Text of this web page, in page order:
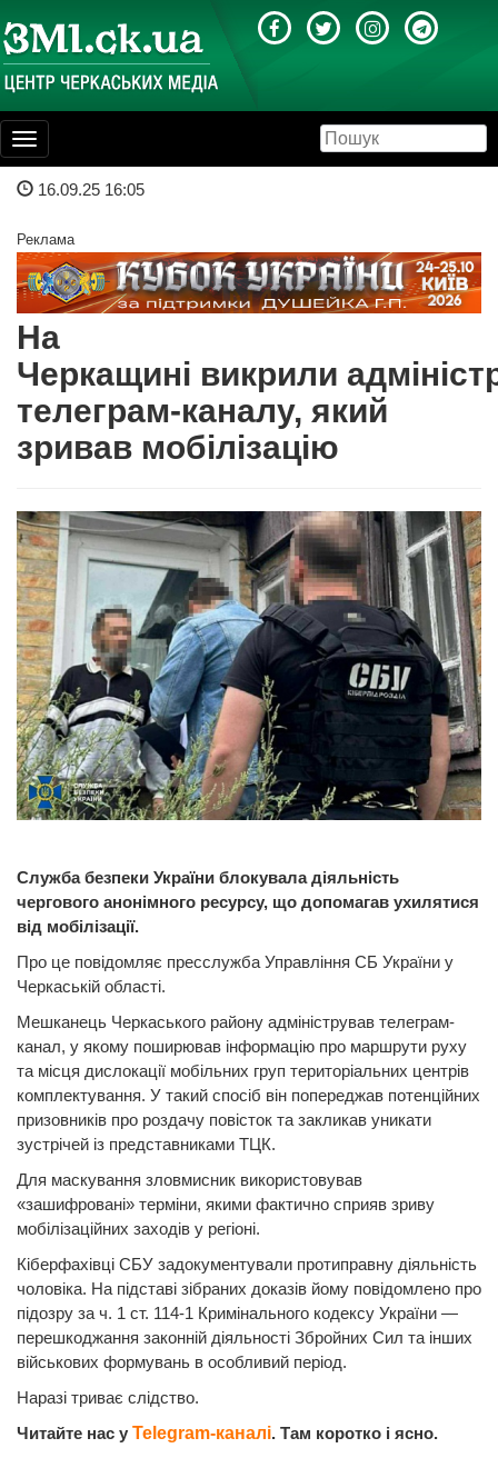
Toggle
navigation
16.09.25 16:05
Реклама
На
Черкащині викрили
телеграм-каналу, який
зривав мобілізацію
Служба безпеки України блокувала діяльність
чергового анонімного ресурсу, що допомагав ухилятися
від мобілізації.
Про це повідомляє пресслужба Управління СБ України у
Черкаській області.
Мешканець Черкаського району адміністрував телеграм-
канал, у якому поширював інформацію про маршрути руху
та місця дислокації мобільних груп територіальних центрів
комплектування. У такий спосіб він попереджав потенційних
призовників про роздачу повісток та закликав уникати
зустрічей із представниками ТЦК.
Для маскування зловмисник використовував
«зашифровані» терміни, якими фактично сприяв зриву
мобілізаційних заходів у регіоні.
Кіберфахівці СБУ задокументували протиправну діяльність
чоловіка. На підставі зібраних доказів йому повідомлено про
підозру за ч. 1 ст. 114-1 Кримінального кодексу України —
перешкоджання законній діяльності Збройних Сил та інших
військових формувань в особливий період.
Наразі триває слідство.
Читайте нас у Telegram-каналі. Там коротко і ясно.